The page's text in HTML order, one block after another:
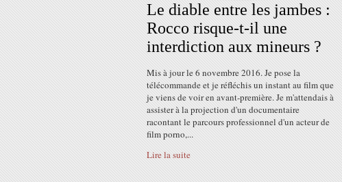
Le diable entre les jambes :
Rocco risque-t-il une
interdiction aux mineurs ?
Mis à jour le 6 novembre 2016. Je pose la
télécommande et je réfléchis un instant au film que
je viens de voir en avant-première. Je m'attendais à
assister à la projection d'un documentaire
racontant le parcours professionnel d'un acteur de
film porno,...
Lire la suite